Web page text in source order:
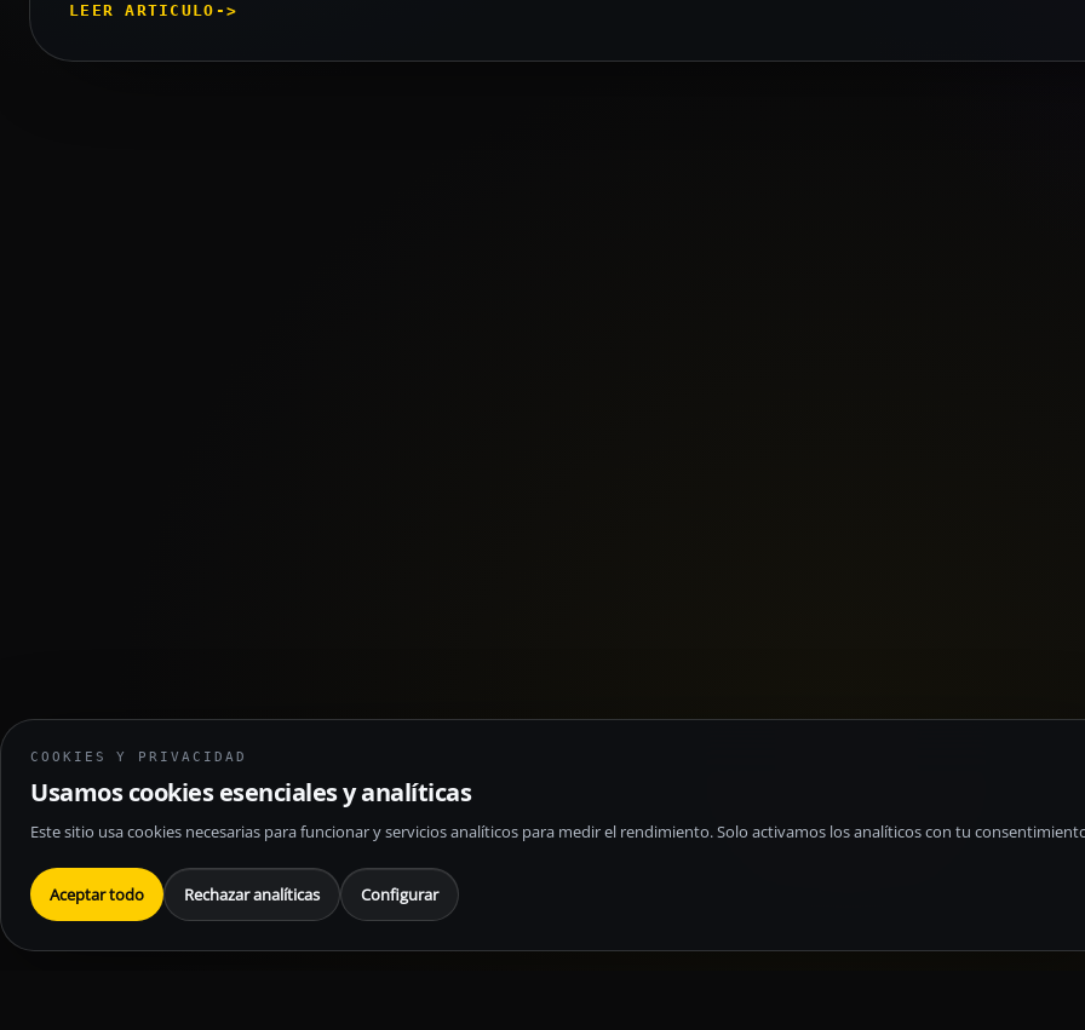
LEER ARTICULO ->
COOKIES Y PRIVACIDAD
Usamos cookies esenciales y analíticas
Este sitio usa cookies necesarias para funcionar y servicios analíticos para medir el rendimiento. Solo activamos los analíticos con tu
Aceptar todo Rechazar analíticas Configurar